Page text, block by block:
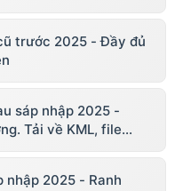
trước 2025 - Đầy đủ
sáp nhập 2025 -
Tải về KML, file
nhập 2025 - Ranh